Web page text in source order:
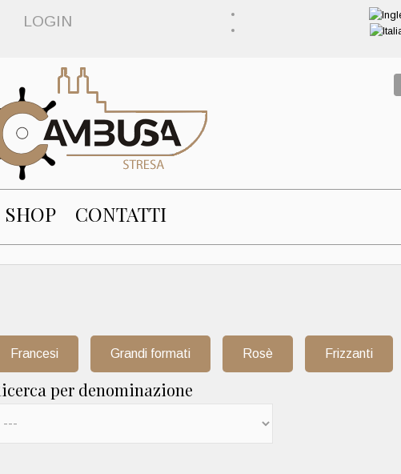
LOGIN
SHOP CONTATTI
Francesi Grandi formati Rosè Frizzanti
per denominazione